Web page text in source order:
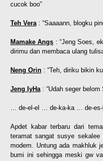
cucok boo”
Teh Vera: “Saaaann, blogku
Mamake Angs : “Jeng Soes,
dirimu dan membaca ulang
Neng Orin : “Teh, diriku bikin
Jeng IyHa: “Udah seger belom
… de-el-el … de-ka-ka … de-
Apdet kabar terbaru dari
teramat sangat susye sekalee
modem. Untung ada makhluk
bumi ini sehingga meski gw